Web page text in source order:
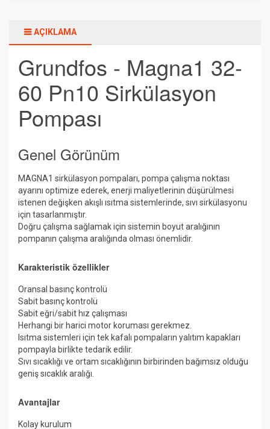
AÇIKLAMA
Grundfos - Magna1 32-
60 Pn10 Sirkülasyon
Pompası
Genel Görünüm
MAGNA1 sirkülasyon pompaları, pompa çalışma noktası
ayarını optimize ederek, enerji maliyetlerinin düşürülmesi
istenen değişken akışlı ısıtma sistemlerinde, sıvı sirkülasyonu
için tasarlanmıştır.
Doğru çalışma sağlamak için sistemin boyut aralığının
pompanın çalışma aralığında olması önemlidir.
Karakteristik özellikler
Oransal basınç kontrolü
Sabit basınç kontrolü
Sabit eğri/sabit hız çalışması
Herhangi bir harici motor koruması gerekmez.
Isıtma sistemleri için tek kafalı pompaların yalıtım kapakları
pompayla birlikte tedarik edilir.
Sıvı sıcaklığı ve ortam sıcaklığının birbirinden bağımsız olduğu
geniş sıcaklık aralığı.
Avantajlar
Kolay kurulum